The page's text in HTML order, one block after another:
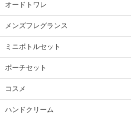
オードトワレ
メンズフレグランス
ミニボトルセット
ポーチセット
コスメ
ハンドクリーム